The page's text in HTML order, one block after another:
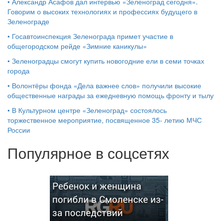
Говорим о высоких технологиях и профессиях будущего в
Зеленограде
• Госавтоинспекция Зеленограда примет участие в
общегородском рейде «Зимние каникулы»
• Зеленоградцы смогут купить новогодние ели в семи точках
города
• Волонтёры фонда «Дела важнее слов» получили высокие
общественные награды за ежедневную помощь фронту и тылу
• В Культурном центре «Зеленоград» состоялось
торжественное мероприятие, посвященное 35- летию МЧС
России
Популярное в соцсетях
Ребенок и женщина
погибли в Смоленске из-
за последствий